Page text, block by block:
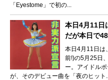
「Eyestome」で初の...
本日4月11日
だが本日で
本日4月11日
前!)の5月25日
ー。アイドル
が、そのデビュー曲を「夜のヒット...